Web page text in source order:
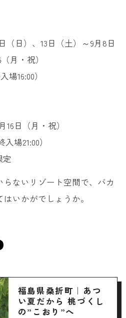
（日）、13日（土）～9月8日
月・祝）
場16:00）
日（月・祝）
場21:00）
ないリゾート空間で、バカ
いかがでしょうか。
福島県桑折町｜あつ
い夏だから 桃づくし
の”こおり”へ